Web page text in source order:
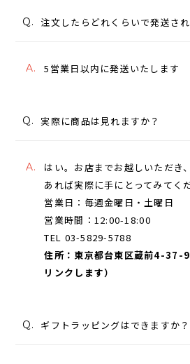
Q. 注文したらどれくらいで発送さ
A. 5営業日以内に発送いたします
Q. 実際に商品は見れますか？
A.
はい。お店までお越しいただき
あれば実際に手にとってみてく
営業日：毎週金曜日・土曜日
営業時間：12:00-18:00
TEL 03-5829-5788
住所：東京都台東区蔵前4-
リンクします）
Q. ギフトラッピングはできますか？